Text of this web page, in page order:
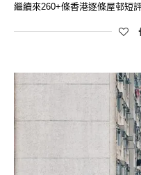
繼續來260+條香港逐條屋邨短